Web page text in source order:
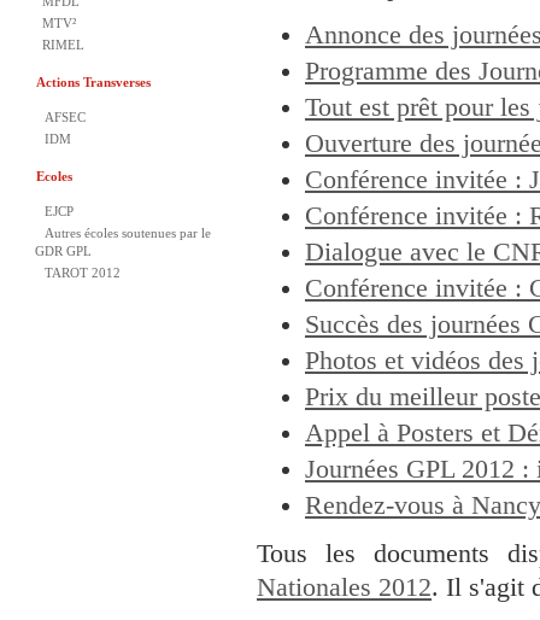
MTV²
RIMEL
Actions Transverses
AFSEC
IDM
Ecoles
EJCP
Autres écoles soutenues par le
GDR GPL
TAROT 2012
Annonce des
Programme des
Tout est prêt pour les
Ouverture des
Conférence invitée :
Conférence invitée :
Dialogue avec le
Conférence invitée :
Succès des journées
Photos et vidéos des
Prix du meilleur
Appel à Posters et
Journées GPL 2012
Rendez-vous à Nancy
Tous les documents
Nationales 2012. Il s'agit